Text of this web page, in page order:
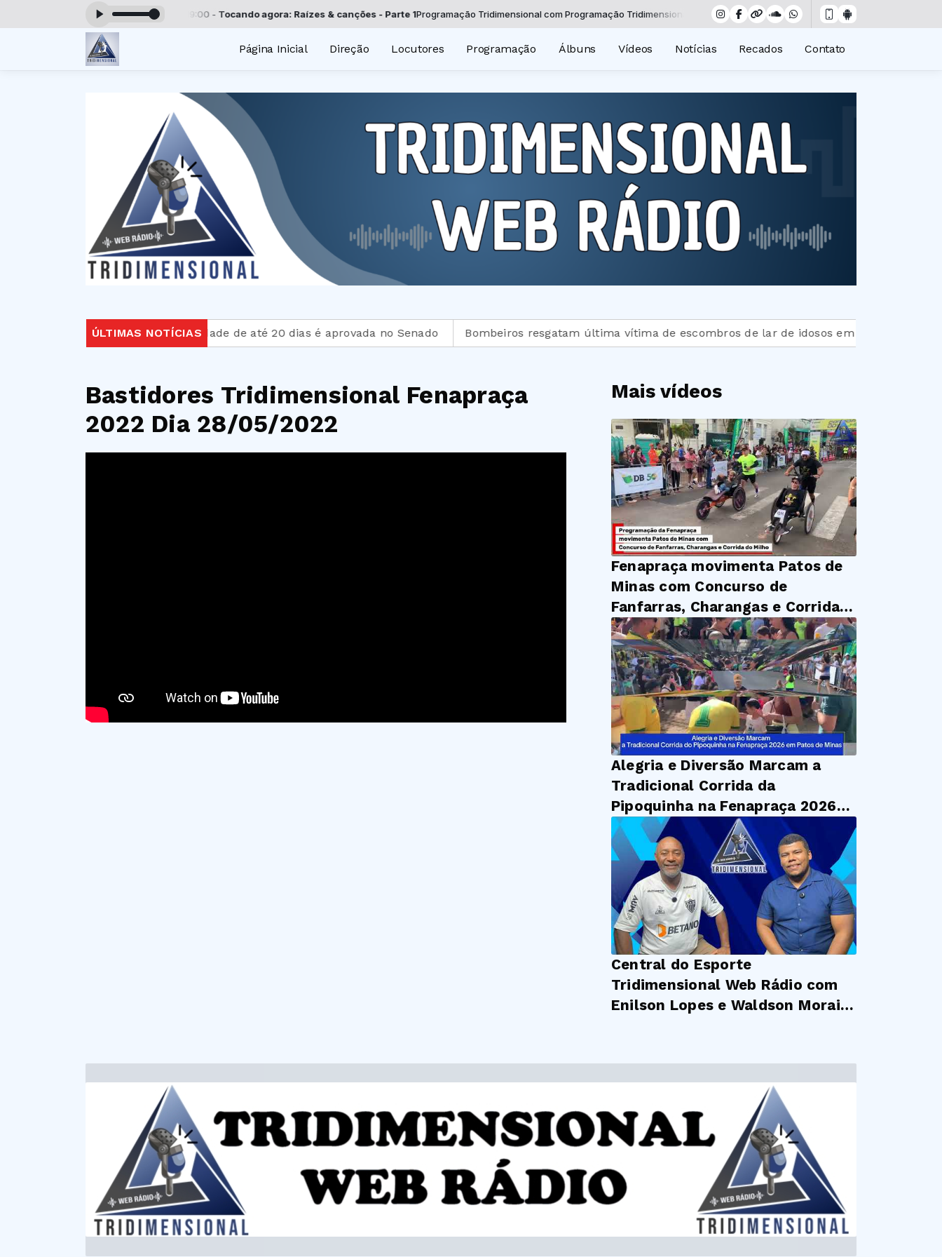
Tridimensional das 00:00 às 19:00 - Tocando agora: Raízes & canções - Parte 1 Programação Tridimensional com Programação Tridimensional das 00:00 às 19:00 -Tocando agora: Raízes & canções -
Página Inicial Direção Locutores Programação Álbuns Vídeos Notícias Recados Contato
ÚLTIMAS NOTÍCIAS
Licença-paternidade de até 20 dias é aprovada no Senado Bombeiros resgatam última vítima de escombros de lar de idosos em MG
Bastidores Tridimensional Fenapraça
2022 Dia 28/05/2022
Mais vídeos
Fenapraça movimenta Patos de
Minas com Concurso de
Fanfarras, Charangas e Corrida
do Milho
Alegria e Diversão Marcam a
Tradicional Corrida da
Pipoquinha na Fenapraça 2026
em Patos de Minas
Central do Esporte
Tridimensional Web Rádio com
Enilson Lopes e Waldson Morais